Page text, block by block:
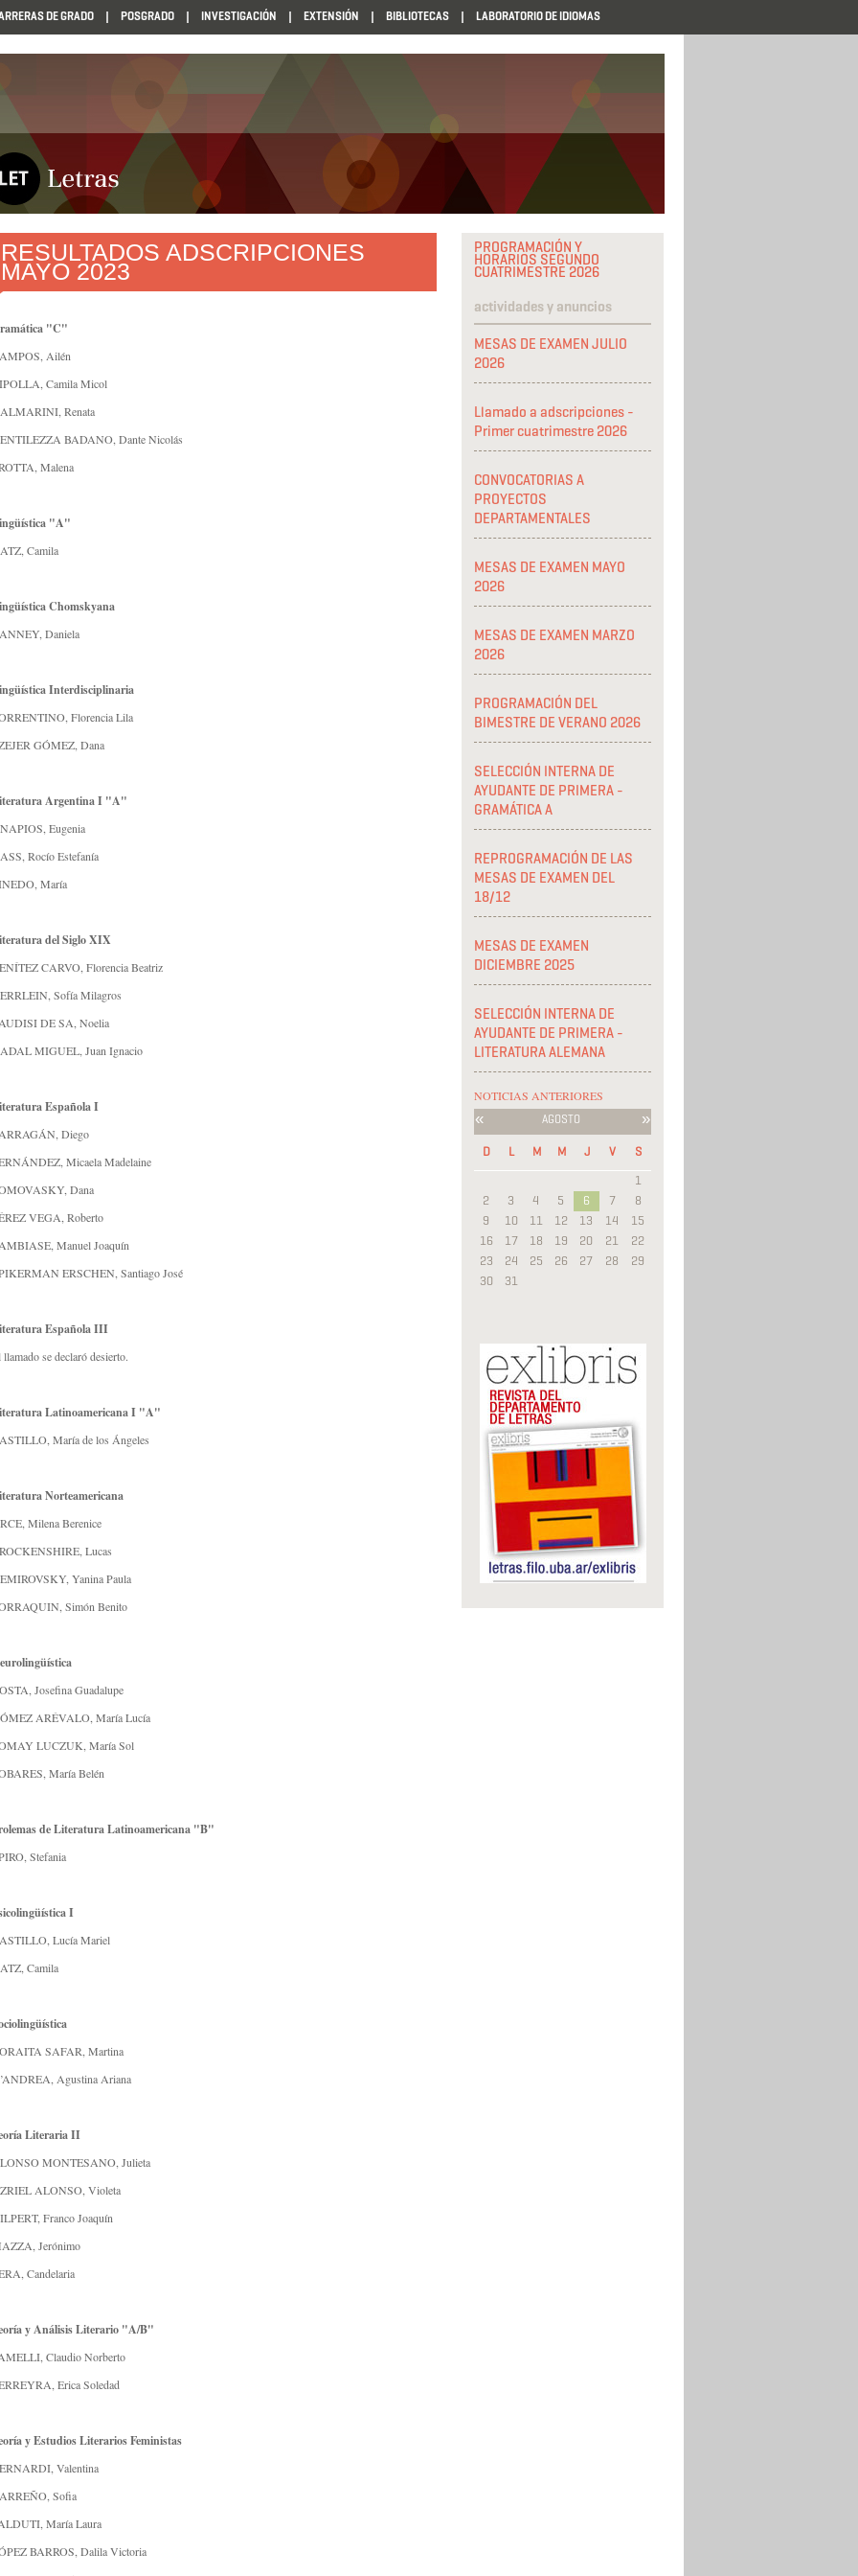
DE GRADO POSGRADO INVESTIGACIÓN EXTENSIÓN BIBLIOTECAS LABORATORIO DE IDIOMAS
PROGRAMACIÓN Y
HORARIOS SEGUNDO
CUATRIMESTRE 2026
actividades y anuncios
MESAS DE EXAMEN JULIO
2026
Llamado a adscripciones -
Primer cuatrimestre 2026
CONVOCATORIAS A
PROYECTOS
DEPARTAMENTALES
MESAS DE EXAMEN MAYO
2026
MESAS DE EXAMEN MARZO
2026
PROGRAMACIÓN DEL
BIMESTRE DE VERANO 2026
SELECCIÓN INTERNA DE
AYUDANTE DE PRIMERA -
GRAMÁTICA A
REPROGRAMACIÓN DE LAS
MESAS DE EXAMEN DEL
18/12
MESAS DE EXAMEN
DICIEMBRE 2025
SELECCIÓN INTERNA DE
AYUDANTE DE PRIMERA -
LITERATURA ALEMANA
NOTICIAS ANTERIORES
« AGOSTO »
D L M M J V
S
1
2
3 4 5 6 7
8
9
10 11 12 13 14
15
16
17 18 19 20 21
22
23
24 25 26 27 28
29
30
31
RESULTADOS ADSCRIPCIONES
MAYO 2023
"C"
Ailén
Camila Micol
Renata
BADANO, Dante Nicolás
Malena
"A"
Camila
Chomskyana
Daniela
Interdisciplinaria
Florencia Lila
GÓMEZ, Dana
Argentina I "A"
Eugenia
Rocío Estefanía
María
del Siglo XIX
CARVO, Florencia Beatriz
Sofía Milagros
DE SA, Noelia
MIGUEL, Juan Ignacio
Española I
Diego
Micaela Madelaine
Dana
VEGA, Roberto
Manuel Joaquín
ERSCHEN, Santiago José
Española III
llamado se declaró desierto.
Latinoamericana I "A"
María de los Ángeles
Norteamericana
Milena Berenice
Lucas
Yanina Paula
Simón Benito
Josefina Guadalupe
ARÉVALO, María Lucía
LUCZUK, María Sol
María Belén
de Literatura Latinoamericana "B"
Stefania
I
Lucía Mariel
Camila
SAFAR, Martina
Agustina Ariana
Literaria II
MONTESANO, Julieta
ALONSO, Violeta
Franco Joaquín
Jerónimo
Candelaria
y Análisis Literario "A/B"
Claudio Norberto
Erica Soledad
y Estudios Literarios Feministas
Valentina
Sofia
María Laura
BARROS, Dalila Victoria